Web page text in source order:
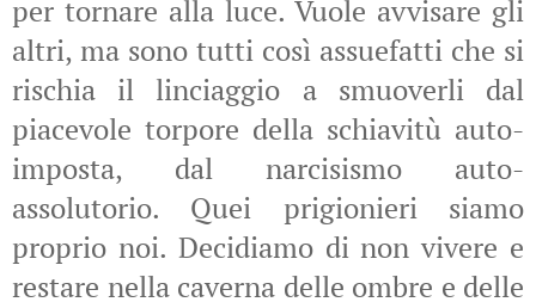
per tornare alla luce. Vuole avvisare gli
altri, ma sono tutti così assuefatti che si
rischia il linciaggio a smuoverli dal
piacevole torpore della schiavitù auto-
imposta, dal narcisismo auto-
assolutorio. Quei prigionieri siamo
proprio noi. Decidiamo di non vivere e
restare nella caverna delle ombre e delle